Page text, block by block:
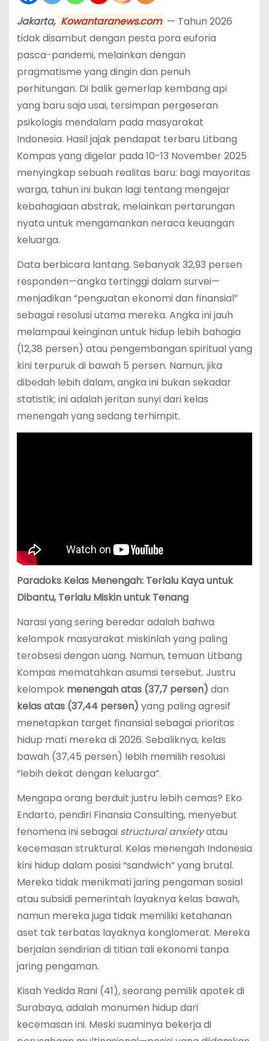
Jakarta, Kowantaranews.com — Tahun 2026
tidak disambut dengan pesta pora euforia
pasca-pandemi, melainkan dengan
pragmatisme yang dingin dan penuh
perhitungan. Di balik gemerlap kembang api
yang baru saja usai, tersimpan pergeseran
psikologis mendalam pada masyarakat
Indonesia. Hasil jajak pendapat terbaru Litbang
Kompas yang digelar pada 10-13 November 2025
menyingkap sebuah realitas baru: bagi mayoritas
warga, tahun ini bukan lagi tentang mengejar
kebahagiaan abstrak, melainkan pertarungan
nyata untuk mengamankan neraca keuangan
keluarga.
Data berbicara lantang. Sebanyak 32,93 persen
responden—angka tertinggi dalam survei—
menjadikan “penguatan ekonomi dan finansial”
sebagai resolusi utama mereka. Angka ini jauh
melampaui keinginan untuk hidup lebih bahagia
(12,38 persen) atau pengembangan spiritual yang
kini terpuruk di bawah 5 persen. Namun, jika
dibedah lebih dalam, angka ini bukan sekadar
statistik; ini adalah jeritan sunyi dari kelas
menengah yang sedang terhimpit.
Paradoks Kelas Menengah: Terlalu Kaya untuk
Dibantu, Terlalu Miskin untuk Tenang
Narasi yang sering beredar adalah bahwa
kelompok masyarakat miskinlah yang paling
terobsesi dengan uang. Namun, temuan Litbang
Kompas mematahkan asumsi tersebut. Justru
kelompok menengah atas (37,7 persen) dan
kelas atas (37,44 persen) yang paling agresif
menetapkan target finansial sebagai prioritas
hidup mati mereka di 2026. Sebaliknya, kelas
bawah (37,45 persen) lebih memilih resolusi
“lebih dekat dengan keluarga”.
Mengapa orang berduit justru lebih cemas? Eko
Endarto, pendiri Finansia Consulting, menyebut
fenomena ini sebagai structural anxietyatau
kecemasan struktural. Kelas menengah Indonesia
kini hidup dalam posisi “sandwich” yang brutal.
Mereka tidak menikmati jaring pengaman sosial
atau subsidi pemerintah layaknya kelas bawah,
namun mereka juga tidak memiliki ketahanan
aset tak terbatas layaknya konglomerat. Mereka
berjalan sendirian di titian tali ekonomi tanpa
jaring pengaman.
Kisah Yedida Rani (41), seorang pemilik apotek di
Surabaya, adalah monumen hidup dari
kecemasan ini. Meski suaminya bekerja di